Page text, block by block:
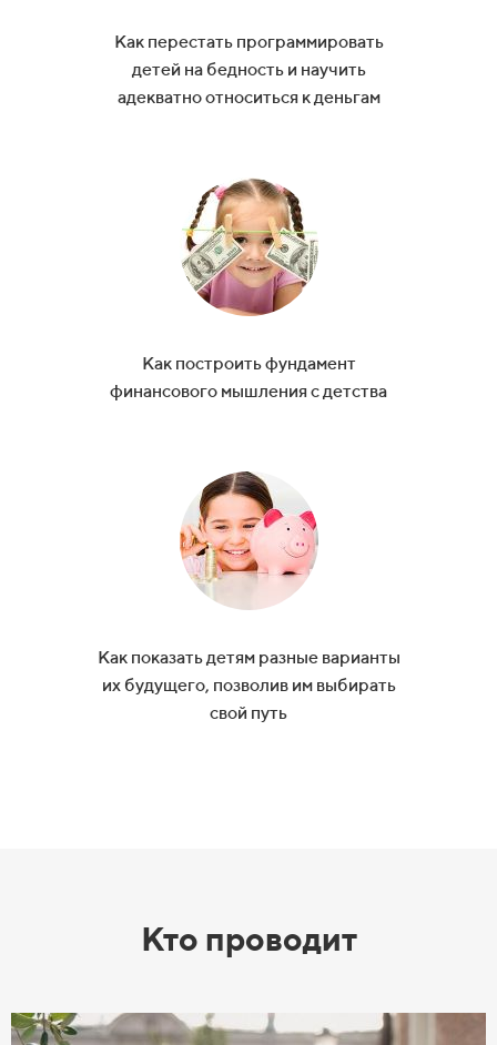
Как перестать программировать
детей на бедность и научить
адекватно относиться кденьгам
Как построить фундамент
финансового мышления сдетства
Как показать детям разные варианты
их будущего, позволив им выбирать
свой путь
Кто проводит